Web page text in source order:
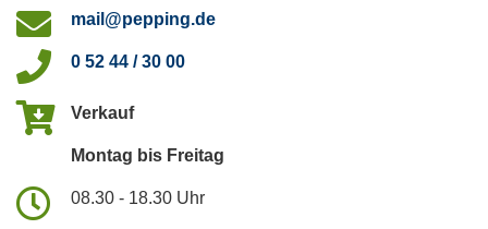
mail@pepping.de
0 52 44 / 30 00
Verkauf
Montag bis Freitag
08.30 - 18.30 Uhr